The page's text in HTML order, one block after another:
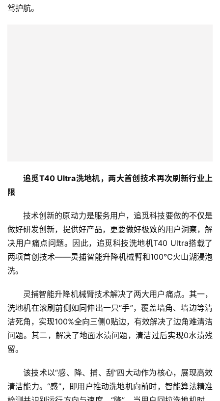
驾护航。
追觅T40 Ultra洗地机，两大首创技术再次刷新行业上
限
技术创新的原动力是服务用户，追觅科技要做的不仅是
做好研发创新，提供好产品，更要做好极致的用户洞察，解
决用户痛点问题。因此，追觅科技洗地机T40 Ultra搭载了
两项首创技术——灵捕智能升降机械臂和100℃火山湖浸泡
洗。
灵捕智能升降机械臂技术解决了两大用户痛点。其一，
洗地机在滚刷前侧如同伸出一只“手”，覆盖墙角、墙边等清
洁死角，实现100%全向三侧0贴边，有效解决了边角难清洁
问题。其二，解决了地面水渍问题，清洁过后实现0水渍残
留。
该技术以“感、降、捕、刮”四大动作为核心，展现高效
清洁能力。“感”，即用户推动洗地机向前时，智能算法精准